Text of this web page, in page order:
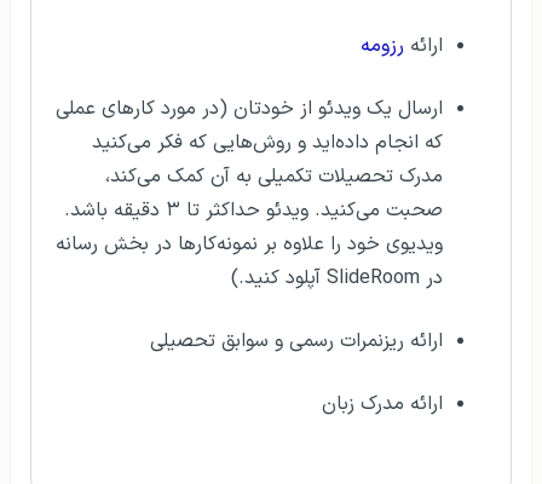
ارائه رزومه
ارسال یک ویدئو از خودتان (در مورد کارهای عملی
که انجام داده‌اید و روش‌هایی که فکر می‌کنید
مدرک تحصیلات تکمیلی به آن کمک می‌کند،
صحبت می‌کنید. ویدئو حداکثر تا ۳ دقیقه باشد.
ویدیوی خود را علاوه بر نمونه‌کارها در بخش رسانه
در SlideRoom آپلود کنید.)
ارائه ریز‌نمرات رسمی و سوابق تحصیلی
ارائه مدرک زبان